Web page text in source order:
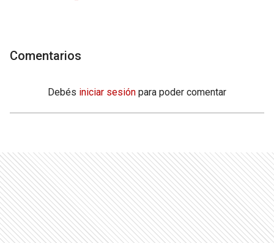
Comentarios
Debés iniciar sesión para poder comentar